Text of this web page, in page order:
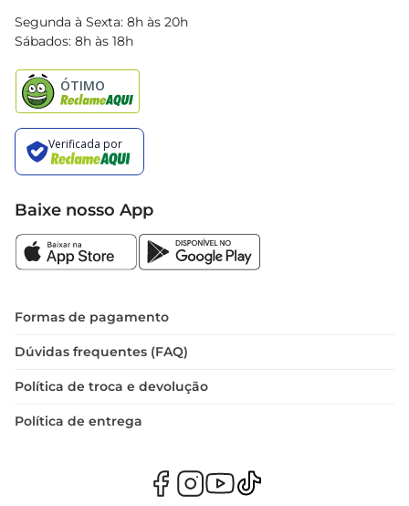
Blog Bretas
Black Friday
Segunda à Sexta: 8h às 20h
Sábados: 8h às 18h
Baixe nosso App
Formas de pagamento
Dúvidas frequentes (FAQ)
Política de troca e devolução
Política de entrega